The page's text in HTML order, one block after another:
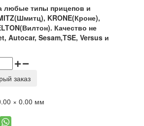
любые типы прицепов и
KRONE(Кроне),
Качество не
Autocar, Sesam,TSE, Versus и
заказ
× 0.00 мм